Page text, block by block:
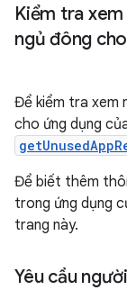
Kiểm tra
ngủ đông
Để kiểm tra xem
cho ứng dụng
Để biết thêm
trong ứng dụng
trang này.
Yêu cầu